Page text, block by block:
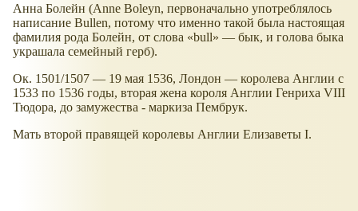
Анна Болейн (Anne Boleyn, первоначально употреблялось
написание Bullen, потому что именно такой была настоящая
фамилия рода Болейн, от слова «bull» — бык, и голова быка
украшала семейный герб).
Ок. 1501/1507 — 19 мая 1536, Лондон — королева Англии с
1533 по 1536 годы, вторая жена короля Англии Генриха VIII
Тюдора, до замужества - маркиза Пембрук.
Мать второй правящей королевы Англии Елизаветы I.